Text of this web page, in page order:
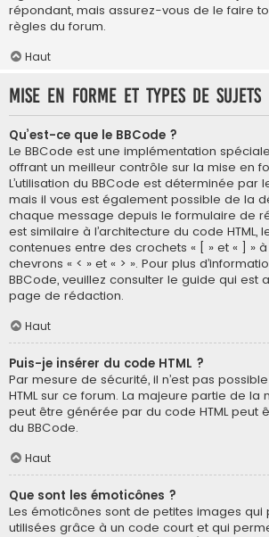
répondant, mais assurez-vous de le faire
règles du forum.
Haut
Mise en forme et types de sujets
Qu’est-ce que le BBCode ?
Le BBCode est une implémentation
offrant un meilleur contrôle sur la mise en
L’utilisation du BBCode est déterminée par
mais il vous est également possible de la
chaque message depuis le formulaire de
est similaire à l’architecture du code HTML,
contenues entre des crochets « [ » et « ] »
chevrons « < » et « > ». Pour plus
BBCode, veuillez consulter le guide qui est
page de rédaction.
Haut
Puis-je insérer du code HTML ?
Par mesure de sécurité, il n’est pas
HTML sur ce forum. La majeure partie de la
peut être générée par du code HTML peut
du BBCode.
Haut
Que sont les émoticônes ?
Les émoticônes sont de petites images qui
utilisées grâce à un code court et qui